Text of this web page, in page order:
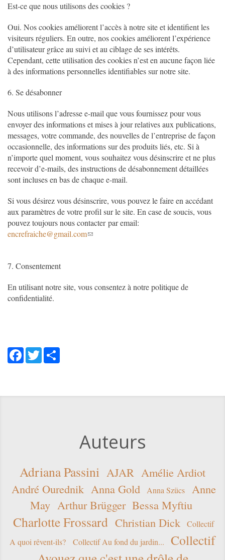
Est-ce que nous utilisons des cookies ?
Oui. Nos cookies améliorent l’accès à notre site et identifient les
visiteurs réguliers. En outre, nos cookies améliorent l’expérience
d’utilisateur grâce au suivi et au ciblage de ses intérêts.
Cependant, cette utilisation des cookies n’est en aucune façon liée
à des informations personnelles identifiables sur notre site.
6. Se désabonner
Nous utilisons l’adresse e-mail que vous fournissez pour vous
envoyer des informations et mises à jour relatives aux publications,
messages, votre commande, des nouvelles de l’entreprise de façon
occasionnelle, des informations sur des produits liés, etc. Si à
n’importe quel moment, vous souhaitez vous désinscrire et ne plus
recevoir d’e-mails, des instructions de désabonnement détaillées
sont incluses en bas de chaque e-mail.
Si vous désirez vous désinscrire, vous pouvez le faire en accédant
aux paramètres de votre profil sur le site. En case de soucis, vous
pouvez toujours nous contacter par email:
encrefraiche@gmail.com
7. Consentement
En utilisant notre site, vous consentez à notre politique de
confidentialité.
Facebook
Twitter
Auteurs
Adriana Passini AJAR Amélie Ardiot
André Ourednik Anna Gold Anna Szücs
Anne
May Arthur Brügger Bessa Myftiu
Charlotte Frossard Christian Dick
Collectif
A quoi rêvent-ils?
Collectif Au fond du jardin...
Collectif